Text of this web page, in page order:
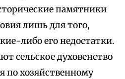
памятники
лишь для того,
либо его недостатки.
сельское духовенство
хозяйственному